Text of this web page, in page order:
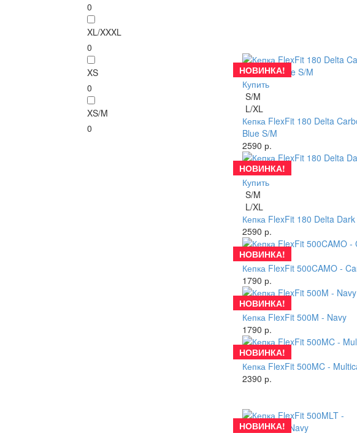
0
XL/XXXL
0
XS
0
XS/M
0
НОВИНКА!
Купить
S/M
L/XL
Кепка FlexFit 180 Delta
Blue S/M
2590 р.
НОВИНКА!
Купить
S/M
L/XL
Кепка FlexFit 180 Delta
2590 р.
НОВИНКА!
Купить
Кепка FlexFit 500CAMO -
1790 р.
НОВИНКА!
Купить
Кепка FlexFit 500M - Navy
1790 р.
НОВИНКА!
Купить
Кепка FlexFit 500MC -
2390 р.
НОВИНКА!